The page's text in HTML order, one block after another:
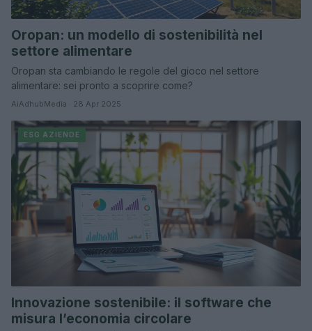
Oropan: un modello di sostenibilità nel
settore alimentare
Oropan sta cambiando le regole del gioco nel settore
alimentare: sei pronto a scoprire come?
AiAdhubMedia · 28 Apr 2025
ESG AZIENDE
Innovazione sostenibile: il software che
misura l’economia circolare